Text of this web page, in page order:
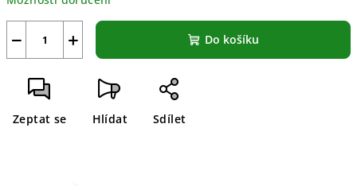
+
− Do košíku
Zeptat se Hlídat Sdílet